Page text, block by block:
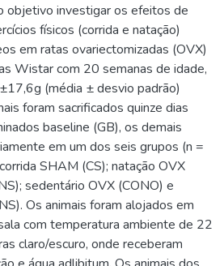
objetivo investigar os efeitos de
físicos (corrida e natação)
em ratas ovariectomizadas (OVX)
Wistar com 20 semanas de idade,
(média ± desvio padrão)
foram sacrificados quinze dias
baseline (GB), os demais
em um dos seis grupos (n =
SHAM (CS); natação OVX
sedentário OVX (CONO) e
Os animais foram alojados em
com temperatura ambiente de 22
claro/escuro, onde receberam